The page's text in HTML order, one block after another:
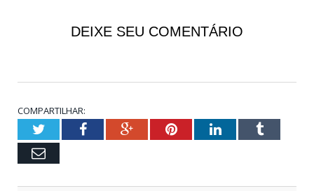
DEIXE SEU COMENTÁRIO
COMPARTILHAR:
TwitterFacebookGoogle+PinterestLinkedInTumblr
Email